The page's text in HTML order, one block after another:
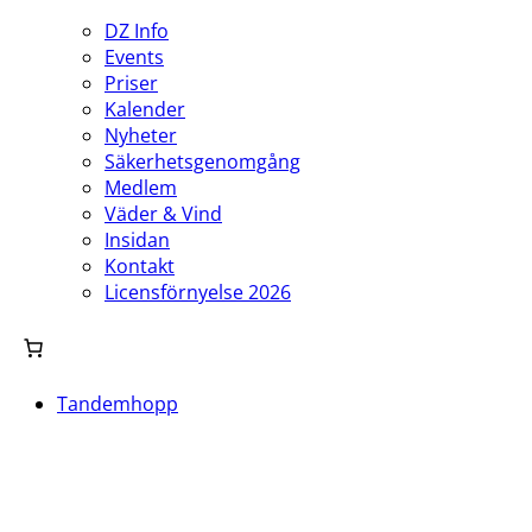
DZ Info
Events
Priser
Kalender
Nyheter
Säkerhetsgenomgång
Medlem
Väder & Vind
Insidan
Kontakt
Licensförnyelse 2026
Tandemhopp